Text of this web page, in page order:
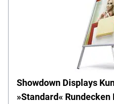
Showdown Displays
»Standard«